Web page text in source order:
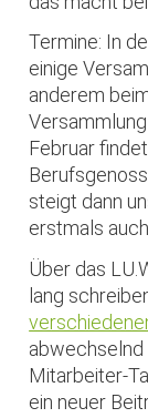
Termine: In
einige
anderem
Februar
steigt dann
erstmals
Über das
lang
abwechselnd
Mitarbeiter-
ein neuer